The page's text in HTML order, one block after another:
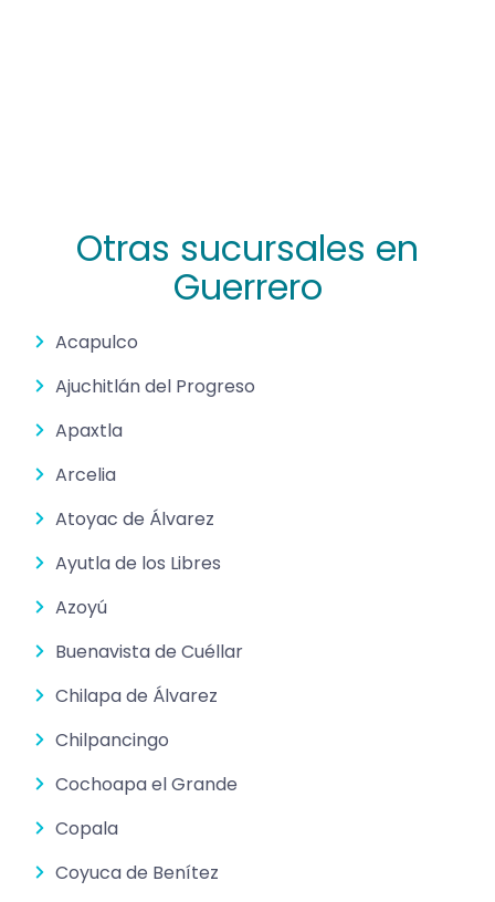
Otras sucursales en
Guerrero
Acapulco
Ajuchitlán del Progreso
Apaxtla
Arcelia
Atoyac de Álvarez
Ayutla de los Libres
Azoyú
Buenavista de Cuéllar
Chilapa de Álvarez
Chilpancingo
Cochoapa el Grande
Copala
Coyuca de Benítez